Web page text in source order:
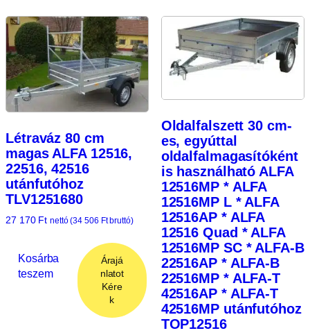
Létraváz 80 cm
magas ALFA 12516,
22516, 42516
utánfutóhoz
TLV1251680
27 170 Ft nettó (34 506 Ftbruttó)
Kosárba
teszem
Árajá
nlatot
Kére
k
Oldalfalszett 30 cm-
es, egyúttal
oldalfalmagasítóként
is használható ALFA
12516MP * ALFA
12516MP L * ALFA
12516AP * ALFA
12516 Quad * ALFA
12516MP SC * ALFA-B
22516AP * ALFA-B
22516MP * ALFA-T
42516AP * ALFA-T
42516MP utánfutóhoz
TOP12516